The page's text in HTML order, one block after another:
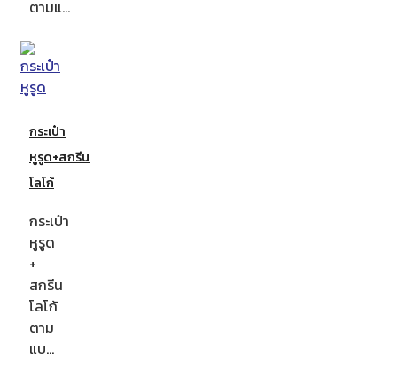
ตามแ…
กระเป๋า
หูรูด+สกรีน
โลโก้
กระเป๋า
หูรูด
+
สกรีน
โลโก้
ตาม
แบ…